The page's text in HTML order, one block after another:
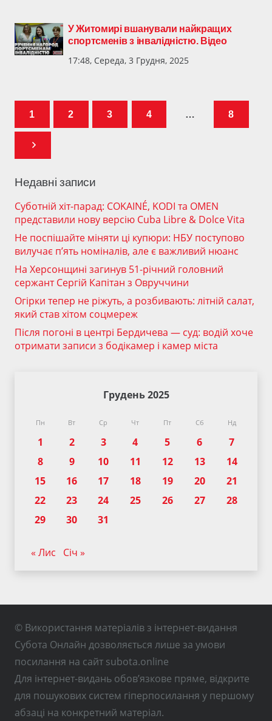
У Житомирі вшанували найкращих
спортсменів з інвалідністю. Відео
17:48, Середа, 3 Грудня, 2025
1 2 3 4 … 8
Недавні записи
Суботній хіт-парад: COKAINÉ, KODI та OMEN
представили нову версію Cuba Libre & Dolce Vita
Не поспішайте міняти ці купюри: НБУ поступово
вилучає п’ять номіналів, але є важливий нюанс
На Херсонщині загинув 51-річний головний
сержант Сергій Капітан з Овруччини
Огірки тепер не ріжуть, а розбивають: літній салат,
який став хітом соцмереж
Після погоні в центрі Бердичева — суд: водій хоче
отримати записи з бодікамер і камер міста
Грудень 2025
Пн Вт Ср Чт Пт Сб Нд
1 2 3 4 5 6
7
8
9 10 11 12 13
14
15
16 17 18 19 20
21
22
23 24 25 26 27
28
29
30 31
« Лис Січ »
© Використання матеріалів з інтернет-видання
Субота Онлайн дозволяється лише за умови
посилання на сайт subota.online
Для інтернет-видань обов’язкове пряме, відкрите
для пошукових систем гіперпосилання у першому
абзаці на конкретний матеріал.